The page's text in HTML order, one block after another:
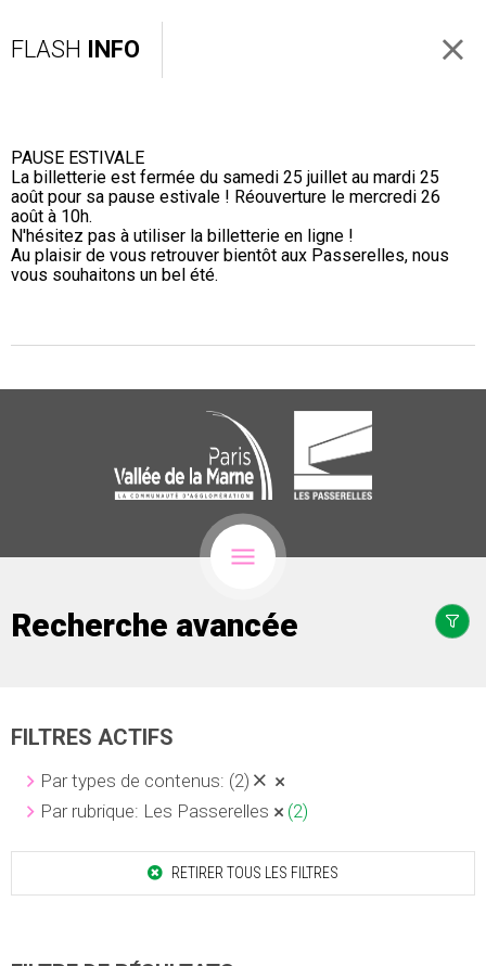
FLASH INFO
PAUSE ESTIVALE
La billetterie est fermée du samedi 25 juillet au mardi 25
août pour sa pause estivale ! Réouverture le mercredi 26
août à 10h.
N'hésitez pas à utiliser la billetterie en ligne !
Au plaisir de vous retrouver bientôt aux Passerelles, nous
vous souhaitons un bel été.
Recherche avancée
FILTRES ACTIFS
Par types de contenus: (2)
Par rubrique: Les Passerelles
(2)
RETIRER TOUS LES FILTRES